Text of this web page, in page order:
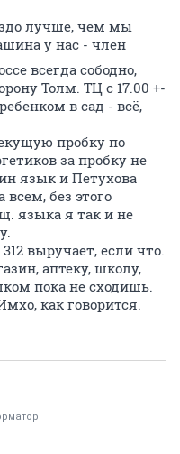
лучше, чем мы
у нас - член
всегда сободно,
Толм. ТЦ с 17.00 +-
в сад - всё,
пробку по
за пробку не
язык и Петухова
всем, без этого
языка я так и не
выручает, если что.
аптеку, школу,
пока не сходишь.
как говорится.